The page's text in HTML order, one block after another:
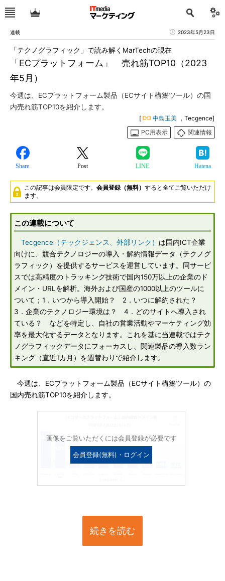
連載 2023年5月23日
「ECプラットフォーム」 売れ筋TOP10（2023
年5月）
「テクノグラフィック」で読み解くMarTechの現在
今週は、ECプラットフォーム製品（ECサイト構築ツール）の国
内売れ筋TOP10を紹介します。
[ 中島玉美 ，Tecgence]
PC用表示
関連情報
Share Post LINE Hatena
この記事は会員限定です。 会員登録（無料） すると全てご覧いただけ
ます。
この連載について
Tecgence（テックジェンス、外部リンク） は国内ICT企業
向けに、競合テクノロジーの導入・解約情報データ（テクノグ
ラフィック）を提供するサービスを運営しています。同サービ
スでは高精度のトラッキング技術で国内150万以上の企業のド
メイン・URLを解析。海外および国産の1000以上のツールに
ついて；1．いつから導入開始？ 2．いつに解約された？
3．企業のテクノロジー環境は？ 4．どのサイトへ導入され
ている？ などを特定し、自社の営業活動やマーケティング効
率を最大化するデータとなります。これを基に当連載ではテク
ノグラフィックデータにフォーカスし、関連製品の導入数ラン
キング（直近1カ月）を週替わりで紹介します。
今週は、ECプラットフォーム製品（ECサイト構築ツール）の
国内売れ筋TOP10を紹介します。
画像をご覧いただくには会員登録が必要です
会員登録(無料)・ログイン
続きを読む